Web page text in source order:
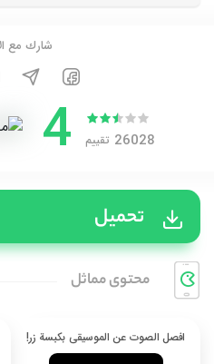
شارك مع
26028 تقييم 4
تحميل
محتوی مماثل
افصل الصوت عن الموسيقى بكبسة زر!